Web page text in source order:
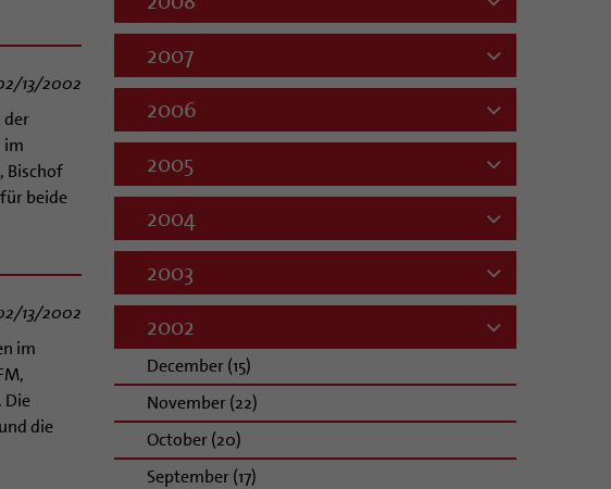
13/2002
der
im
Bischof
beide
13/2002
im
Die
die
2007
2006
2005
2004
2003
2002
December (15)
November (22)
October (20)
September (17)